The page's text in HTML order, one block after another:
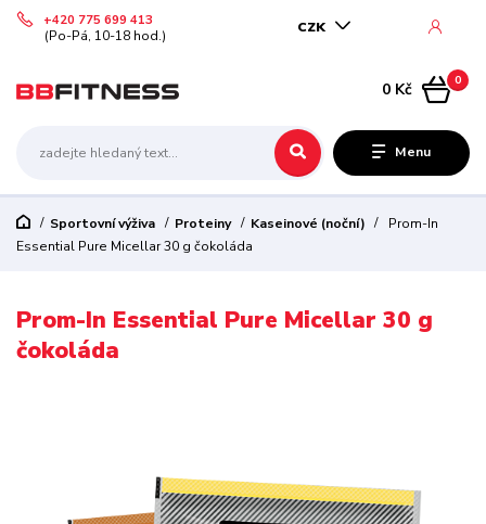
Menu
CZK
+420 775 699 413
(Po-Pá, 10-18 hod.)
0
0 Kč
Sportovní výživa Proteiny Kaseinové (noční)
Prom-In
Essential Pure Micellar 30 g čokoláda
Prom-In Essential Pure Micellar 30 g
čokoláda